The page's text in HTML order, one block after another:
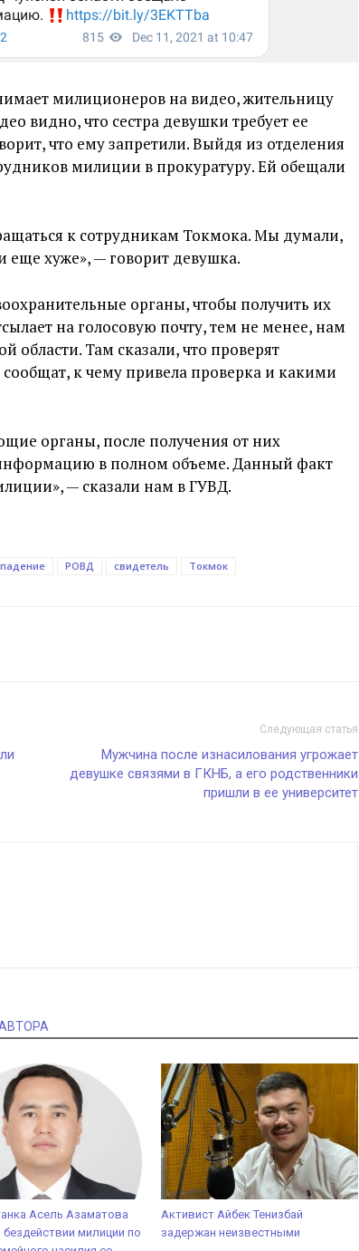
милиционеров на видео, жительницу
видно, что сестра девушки требует ее
что ему запретили. Выйдя из отделения
милиции в прокуратуру. Ей обещали
к сотрудникам Токмока. Мы думали,
еще хуже», — говорит девушка.
органы, чтобы получить их
на голосовую почту, тем не менее, нам
области. Там сказали, что проверят
к чему привела проверка и какими
органы, после получения от них
в полном объеме. Данный факт
— сказали нам в ГУВД.
РОВД свидетель Токмок
Следующая статья
Мужчина после изнасилования угрожает
девушке связями в ГКНБ, а его родственники
пришли в ее университет
Асель Азаматова
бездействии милиции по
Активист Айбек Тенизбай
задержан неизвестными